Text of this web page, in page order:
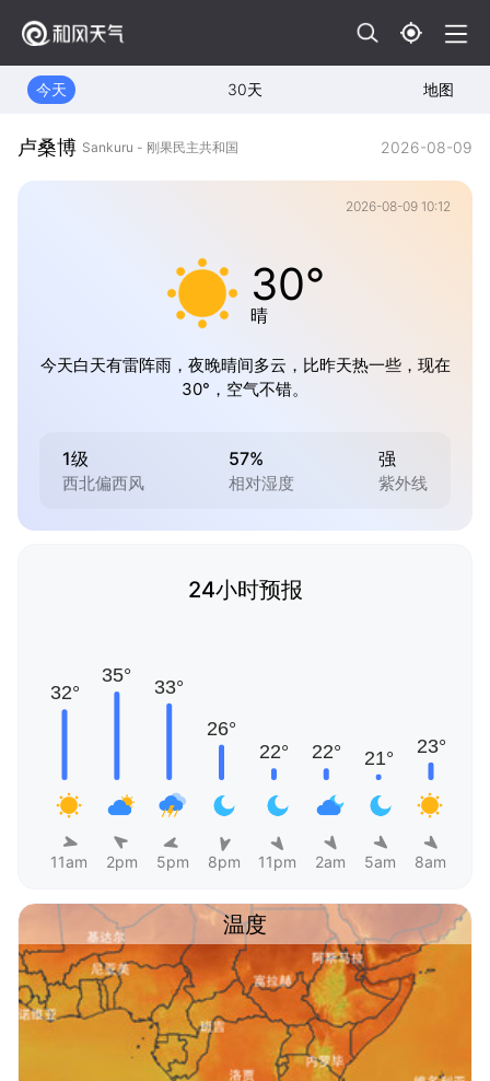
今天 30天 地图
卢桑博 Sankuru - 刚果民主共和国 2026-08-09
2026-08-09 10:12
30°
晴
今天白天有雷阵雨，夜晚晴间多云，比昨天热一些，现在
30°，空气不错。
1级
西北偏西风
57%
相对湿度
强
紫外线
24小时预报
11am 2pm 5pm 8pm 11pm 2am 5am 8am
温度